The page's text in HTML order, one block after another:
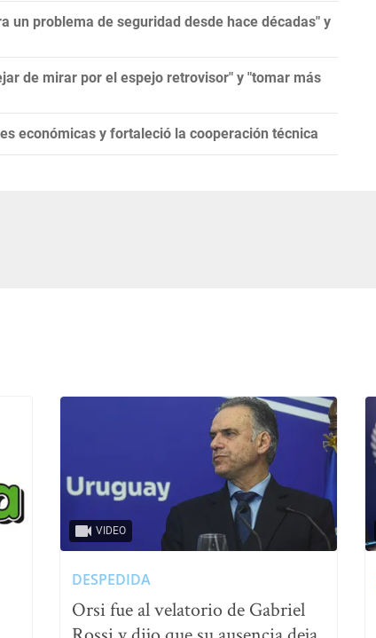
un problema de seguridad desde hace décadas" y
de mirar por el espejo retrovisor" y "tomar más
económicas y fortaleció la cooperación técnica
VIDEO
DESPEDIDA
Orsi fue al velatorio de Gabriel